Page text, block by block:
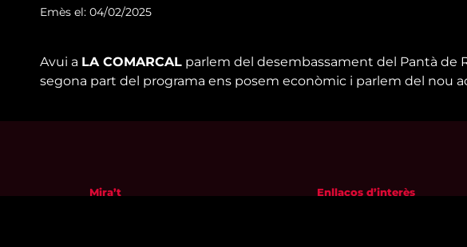
Emès el: 04/02/2025
Avui a LA COMARCAL parlem del desembassament del Pantà de
segona part del programa ens posem econòmic i parlem del nou
Mira’t Enllaços d’interès